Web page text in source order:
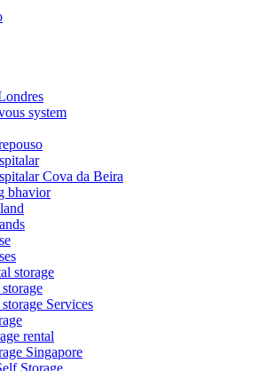
system
Cova da Beira
bhavior
storage
Services
rental
Singapore
Storage